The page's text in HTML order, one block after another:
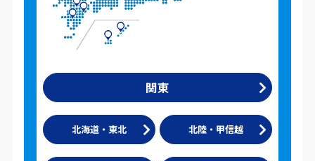
関東
北海道・東北 北陸・甲信越